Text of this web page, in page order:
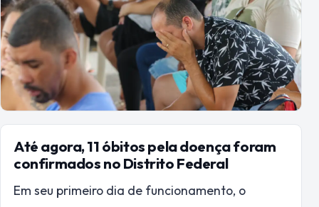
Até agora, 11 óbitos pela doença foram
confirmados no Distrito Federal
Em seu primeiro dia de funcionamento, o